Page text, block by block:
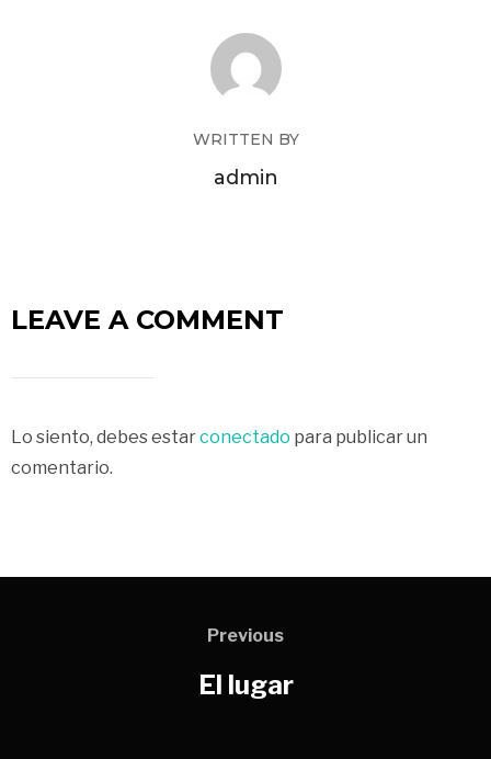
WRITTEN BY
admin
LEAVE A COMMENT
Lo siento, debes estarconectado para publicar un
comentario.
Previous
El lugar